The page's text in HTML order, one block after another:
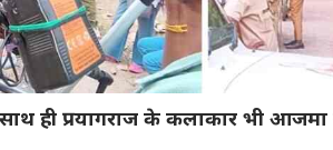
ही प्रयागराज के कलाकार भी आजमा